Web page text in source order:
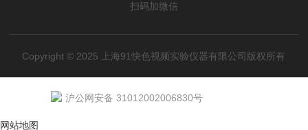
扫码加微信
Copyright © 2025 上海91快色视频实验仪器有限公司版权所有
沪公网安备 31012002006830号
网站地图